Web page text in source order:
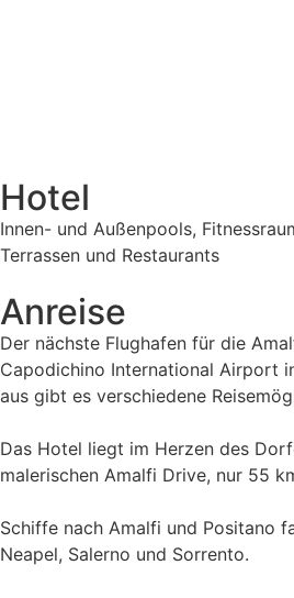
Hotel
Innen- und Außenpools,
Terrassen und Restaurants
Anreise
Der nächste Flughafen für die
Capodichino International Airport
aus gibt es verschiedene
Das Hotel liegt im Herzen des
malerischen Amalfi Drive, nur 55
Schiffe nach Amalfi und Positano
Neapel, Salerno und Sorrento.